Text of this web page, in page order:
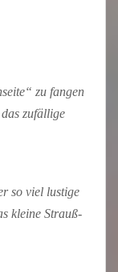
zu fangen
zufällige
so viel lustige
kleine Strauß-